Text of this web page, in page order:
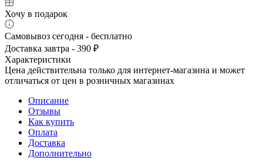
Хочу в подарок
Самовывоз сегодня - бесплатно
Доставка завтра - 390 ₽
Характеристики
Цена действительна только для интернет-магазина и может
отличаться от цен в розничных магазинах
Описание
Отзывы
Как купить
Оплата
Доставка
Дополнительно